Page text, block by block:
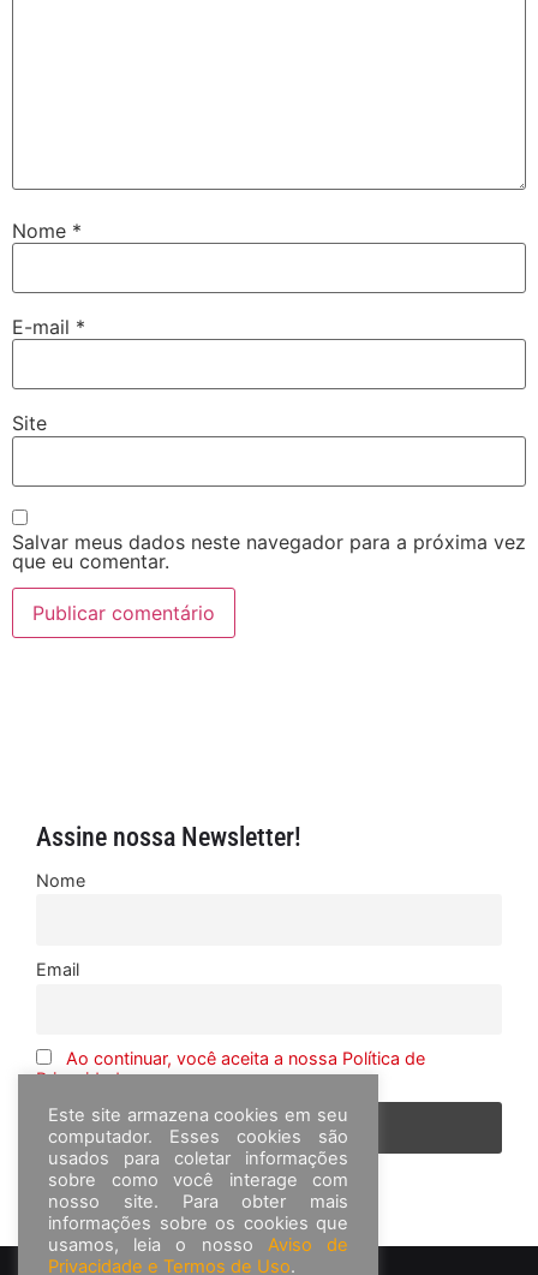
Nome *
E-mail *
Site
Salvar meus dados neste navegador para a próxima vez
que eu comentar.
Assine nossa Newsletter!
Nome
Email
Ao continuar, você aceita a nossa Política de
Privacidade
Este site armazena cookies em seu
computador. Esses cookies são
usados para coletar informações
sobre como você interage com
nosso site. Para obter mais
informações sobre os cookies que
usamos, leia o nosso Aviso de
Privacidade e Termos de Uso.